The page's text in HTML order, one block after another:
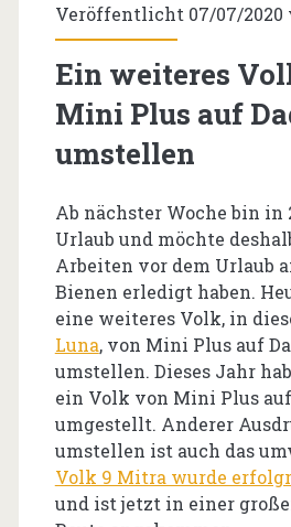
Veröffentlicht 07/07/2020
Ein weiteres
Mini Plus auf
umstellen
Ab nächster Woche bin in
Urlaub und möchte
Arbeiten vor dem Urlaub
Bienen erledigt haben.
eine weiteres Volk, in
Luna, von Mini Plus auf
umstellen. Dieses Jahr
ein Volk von Mini Plus auf
umgestellt. Anderer
umstellen ist auch das
Volk 9 Mitra wurde
und ist jetzt in einer